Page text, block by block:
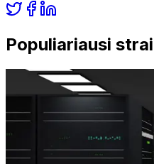
Integracijos
Audatex
Populiariausi